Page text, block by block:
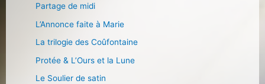
Partage de midi
L’Annonce faite à Marie
La trilogie des Coûfontaine
Protée & L’Ours et la Lune
Le Soulier de satin